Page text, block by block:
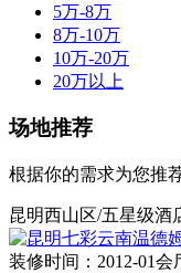
5万-8万
8万-10万
10万-20万
20万以上
场地推荐
根据你的需求为您推
昆明西山区/五星级酒
装修时间：2012-01会